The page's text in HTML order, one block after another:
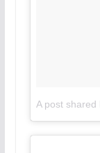
A post shared